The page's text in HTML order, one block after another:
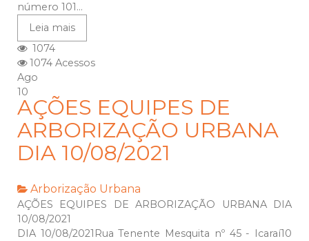
número 101...
Leia mais
1074
1074 Acessos
Ago
10
AÇÕES EQUIPES DE
ARBORIZAÇÃO URBANA
DIA 10/08/2021
Arborização Urbana
AÇÕES EQUIPES DE ARBORIZAÇÃO URBANA DIA
10/08/2021
DIA 10/08/2021Rua Tenente Mesquita nº 45 - Icaraí10